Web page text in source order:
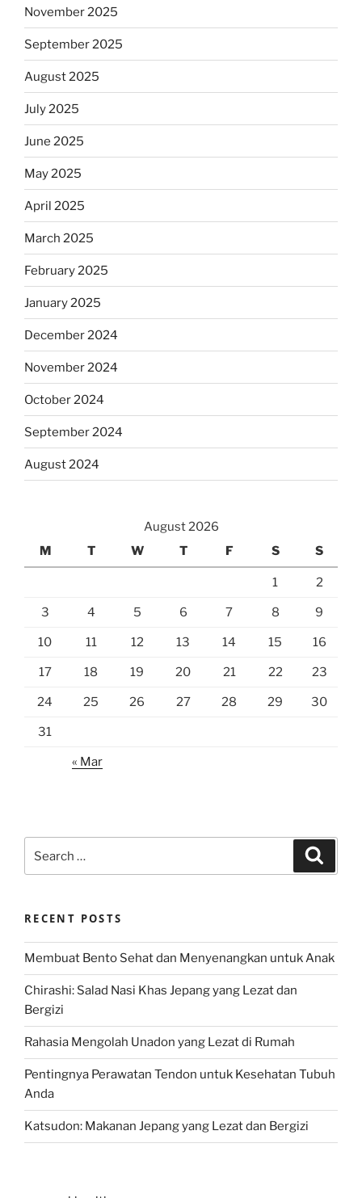
November 2025
September 2025
August 2025
July 2025
June 2025
May 2025
April 2025
March 2025
February 2025
January 2025
December 2024
November 2024
October 2024
September 2024
August 2024
August 2026
M
T W T F S S
1 2
3 4 5 6 7 8 9
10 11 12 13 14 15 16
17 18 19 20 21 22 23
24 25 26 27 28 29 30
31
« Mar
for:
RECENT POSTS
Membuat Bento Sehat dan Menyenangkan untuk Anak
Chirashi: Salad Nasi Khas Jepang yang Lezat dan
Bergizi
Rahasia Mengolah Unadon yang Lezat di Rumah
Pentingnya Perawatan Tendon untuk Kesehatan Tubuh
Anda
Katsudon: Makanan Jepang yang Lezat dan Bergizi